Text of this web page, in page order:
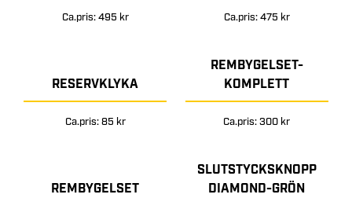
Ca.pris: 495 kr Ca.pris: 475 kr
RESERVKLYKA
Ca.pris: 85 kr
REMBYGELSET-
KOMPLETT
Ca.pris: 300 kr
REMBYGELSET
SLUTSTYCKSKNOPP
DIAMOND-GRÖN